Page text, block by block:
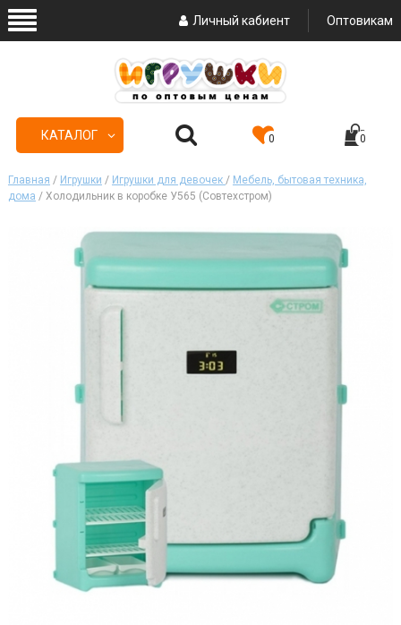
Личный кабиент Оптовикам
КАТАЛОГ 0 0
Главная / Игрушки / Игрушки для девочек / Мебель, бытовая техника,
дома / Холодильник в коробке У565 (Совтехстром)